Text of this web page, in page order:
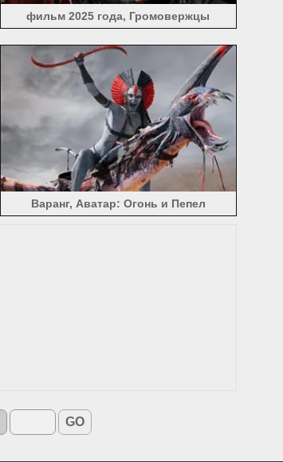
фильм 2025 года, Громовержцы
Варанг, Аватар: Огонь и Пепел
GO